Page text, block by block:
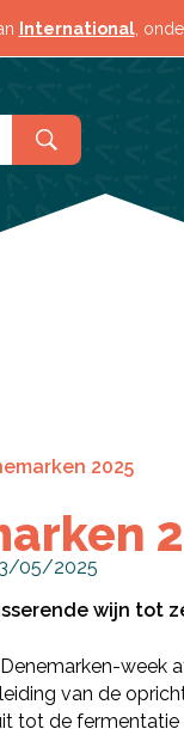
International,
2025
05/2025
wijn tot
week
van de
tot de